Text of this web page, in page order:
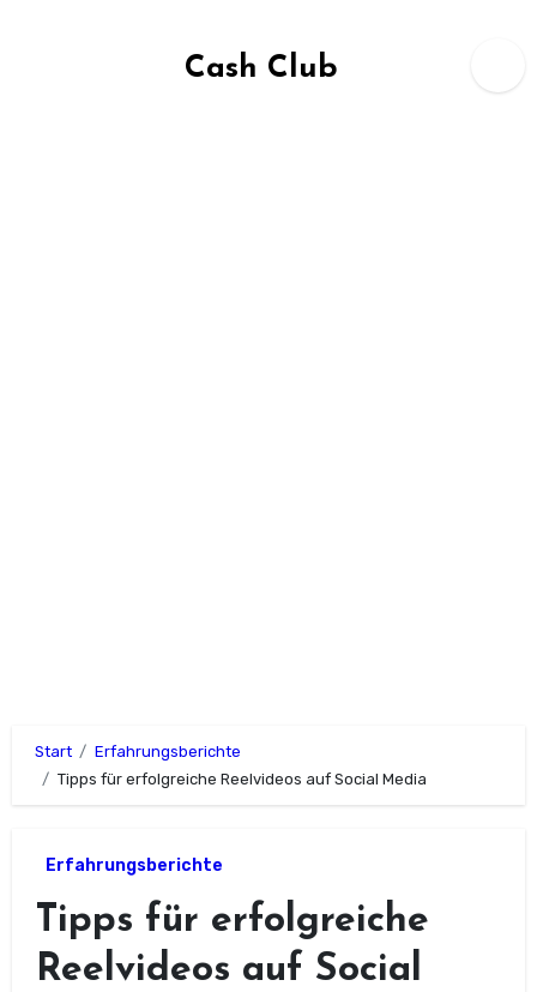
Cash Club
Start
Erfahrungsberichte
Tipps für erfolgreiche Reelvideos auf Social Media
Erfahrungsberichte
Tipps für erfolgreiche
Reelvideos auf Social